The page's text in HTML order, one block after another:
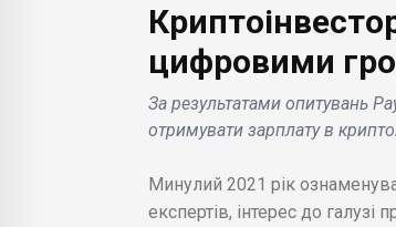
цифровими
За результатами опитувань
отримувати зарплату в
Минулий 2021 рік
експертів, інтерес до галузі
БІЗНЕС НОВИНИ
Саудівська Аравія має
намір залучити Ліонеля
Мессі, пропонуючи йому
долар .